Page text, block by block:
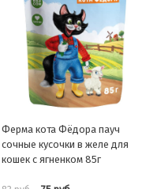
Ферма кота Фёдора пауч
сочные кусочки в желе для
кошек с ягненком 85г